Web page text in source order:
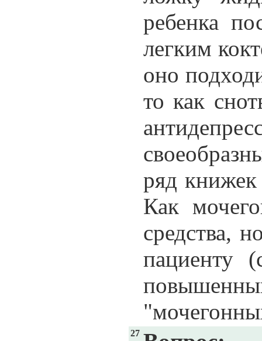
ребенка
легким
оно
то как
ряд книжек
Как
средства,
пациенту
27